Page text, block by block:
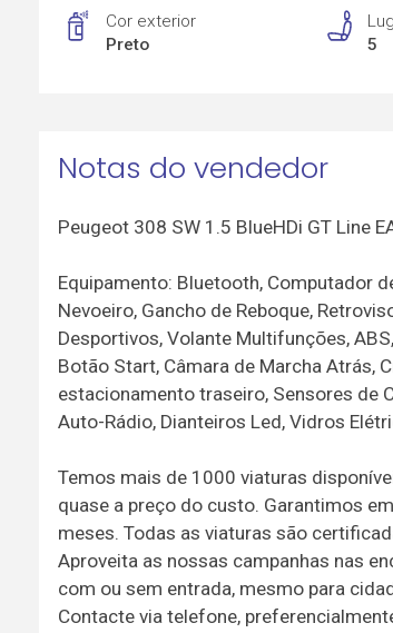
Cor exterior
Preto
5
Notas do vendedor
Peugeot 308 SW 1.5 BlueHDi GT Line
Equipamento: Bluetooth, Computador
Nevoeiro, Gancho de Reboque,
Desportivos, Volante Multifunções,
Botão Start, Câmara de Marcha Atrás,
estacionamento traseiro, Sensores de
Auto-Rádio, Dianteiros Led, Vidros
Temos mais de 1000 viaturas
quase a preço do custo. Garantimos
meses. Todas as viaturas são
Aproveita as nossas campanhas nas
com ou sem entrada, mesmo para
Contacte via telefone,